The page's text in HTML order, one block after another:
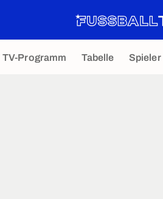
TV-Programm Tabelle Spieler